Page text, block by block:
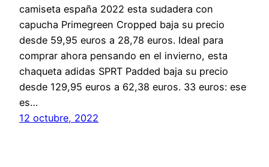
camiseta españa 2022 esta sudadera con
capucha Primegreen Cropped baja su precio
desde 59,95 euros a 28,78 euros. Ideal para
comprar ahora pensando en el invierno, esta
chaqueta adidas SPRT Padded baja su precio
desde 129,95 euros a 62,38 euros. 33 euros: ese
es…
12 octubre, 2022